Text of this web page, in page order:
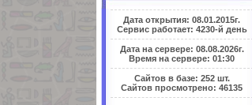
Дата открытия: 08.01.2015г.
Сервис работает: 4230-й день
Дата на сервере: 08.08.2026г.
Время на сервере: 01:30
Сайтов в базе: 252 шт.
Сайтов просмотрено: 46135